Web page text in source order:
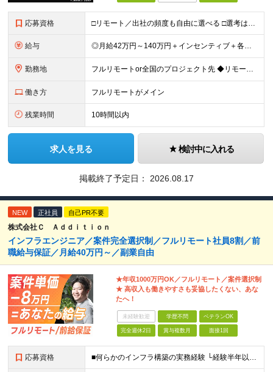
応募資格 □リモート／出社の頻度も自由に選べる □選考は役員とWeb面談1回のみ □学歴不問／第二新卒歓迎／ブランクOK 【応募条件】 ◎ITエンジニアの実務経験1年以上をお持ちの方 └言語・業界・ジャンル不
給与 ◎月給42万円～140万円＋インセンティブ＋各種手当 ・エンジニア平均年収640万円 ・入社したエンジニア全員年収UP！平均180万円UP！ ・還元率80~95%！平均還元率86.9% ・単価連動型⇒
勤務地 フルリモートor全国のプロジェクト先 ◆リモート実施率93%（リモート／出社の頻度も自分で選べる） ◆UIターン歓迎！転勤なし ※(変更の範囲)上記を除く当社関連勤務地 ＼独立した評価機関による評価
働き方 フルリモートがメイン
残業時間 10時間以内
求人を見る 検討中に入れる
掲載終了予定日： 2026.08.17
NEW 正社員 自己PR不要
株式会社Ｃ Ａｄｄｉｔｉｏｎ
インフラエンジニア／案件完全選択制／フルリモート社員8割／前
職給与保証／月給40万円～／副業自由
★年収1000万円OK／フルリモート／案件選択制
★ 高収入も働きやすさも妥協したくない、あな
たへ！
未経験歓迎 学歴不問 ベテランOK
完全週休2日 賞与複数月 面接1回
応募資格 ■何らかのインフラ構築の実務経験 └経験半年以上の方を想定しています！(フェーズ不問) ■学歴不問・第2新卒歓迎・ブランクOK ■20代～50代まで幅広く活躍中 経験よりも“主体性があるかどうか”を